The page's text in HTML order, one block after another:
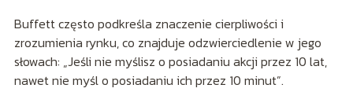
Buffett często podkreśla znaczenie cierpliwości i
zrozumienia rynku, co znajduje odzwierciedlenie w jego
słowach: „Jeśli nie myślisz o posiadaniu akcji przez 10 lat,
nawet nie myśl o posiadaniu ich przez 10 minut”.